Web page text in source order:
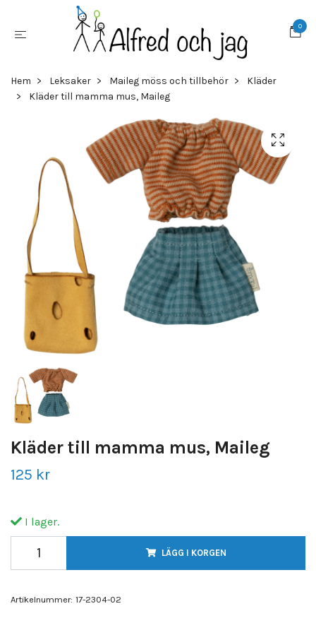
0
Hem Leksaker Maileg möss och tillbehör
Kläder
Kläder till mamma mus, Maileg
Kläder till mamma mus, Maileg
125 kr
I lager.
LÄGG I KORGEN
Artikelnummer: 17-2304-02